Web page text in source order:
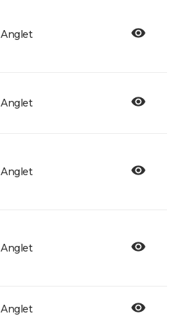
Anglet
Anglet
Anglet
Anglet
Anglet